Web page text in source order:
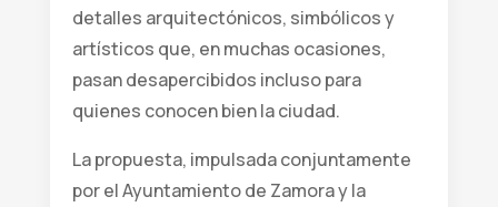
detalles arquitectónicos, simbólicos y
artísticos que, en muchas ocasiones,
pasan desapercibidos incluso para
quienes conocen bien la ciudad.
La propuesta, impulsada conjuntamente
por el Ayuntamiento de Zamora y la